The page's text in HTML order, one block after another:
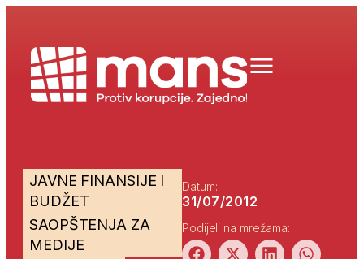
JAVNE FINANSIJE I
BUDŽET
SAOPŠTENJA ZA
MEDIJE
Datum:
31/07/2012
Podijeli na mrežama: